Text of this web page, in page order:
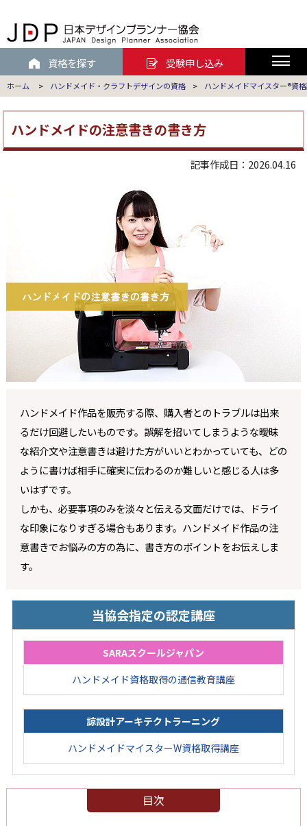
資格を探す 受験申し込み
ホーム > ハンドメイド・クラフトデザインの資格 > ハンドメイドマイスター®資
ハンドメイドの注意書きの書き方
記事作成日：2026.04.16
ハンドメイド作品を販売する際、購入者とのトラブルは出来
るだけ回避したいものです。誤解を招いてしまうような曖昧
な紹介文や注意書きは避けた方がいいとわかっていても、どの
ように書けば相手に確実に伝わるのか難しいと感じる人は多
いはずです。
しかも、必要事項のみを淡々と伝える文面だけでは、ドライ
な印象になりすぎる場合もあります。ハンドメイド作品の注
意書きでお悩みの方の為に、書き方のポイントをお伝えしま
す。
当協会指定の認定講座
SARAスクールジャパン
ハンドメイド資格取得の通信教育講座
諒設計アーキテクトラーニング
ハンドメイドマイスターW資格取得講座
目次